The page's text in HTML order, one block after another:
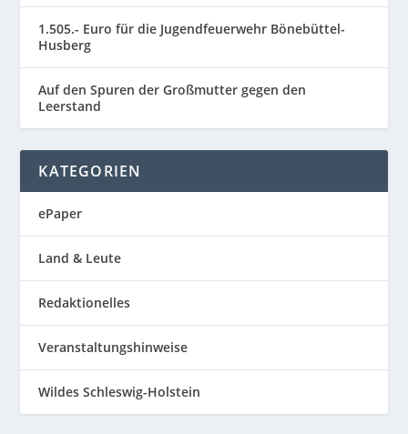
1.505.- Euro für die Jugendfeuerwehr Bönebüttel-
Husberg
Auf den Spuren der Großmutter gegen den
Leerstand
KATEGORIEN
ePaper
Land & Leute
Redaktionelles
Veranstaltungshinweise
Wildes Schleswig-Holstein